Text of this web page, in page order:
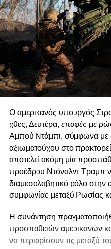
Ο αμερικανός υπουργός
χθες, Δευτέρα, επαφές με
Αμπού Ντάμπι, σύμφωνα με
αξιωματούχου στο
αποτελεί ακόμη μία
προέδρου Ντόναλντ Τραμπ
διαμεσολαβητικό ρόλο στην
συμφωνίας μεταξύ Ρωσίας
Η συνάντηση
προσπαθειών αμερικανών
να περιορίσουν τις μεταξύ